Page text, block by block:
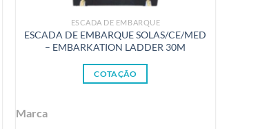
ESCADA DE EMBARQUE
ESCADA DE EMBARQUE SOLAS/CE/MED
– EMBARKATION LADDER 30M
COTAÇÃO
Marca